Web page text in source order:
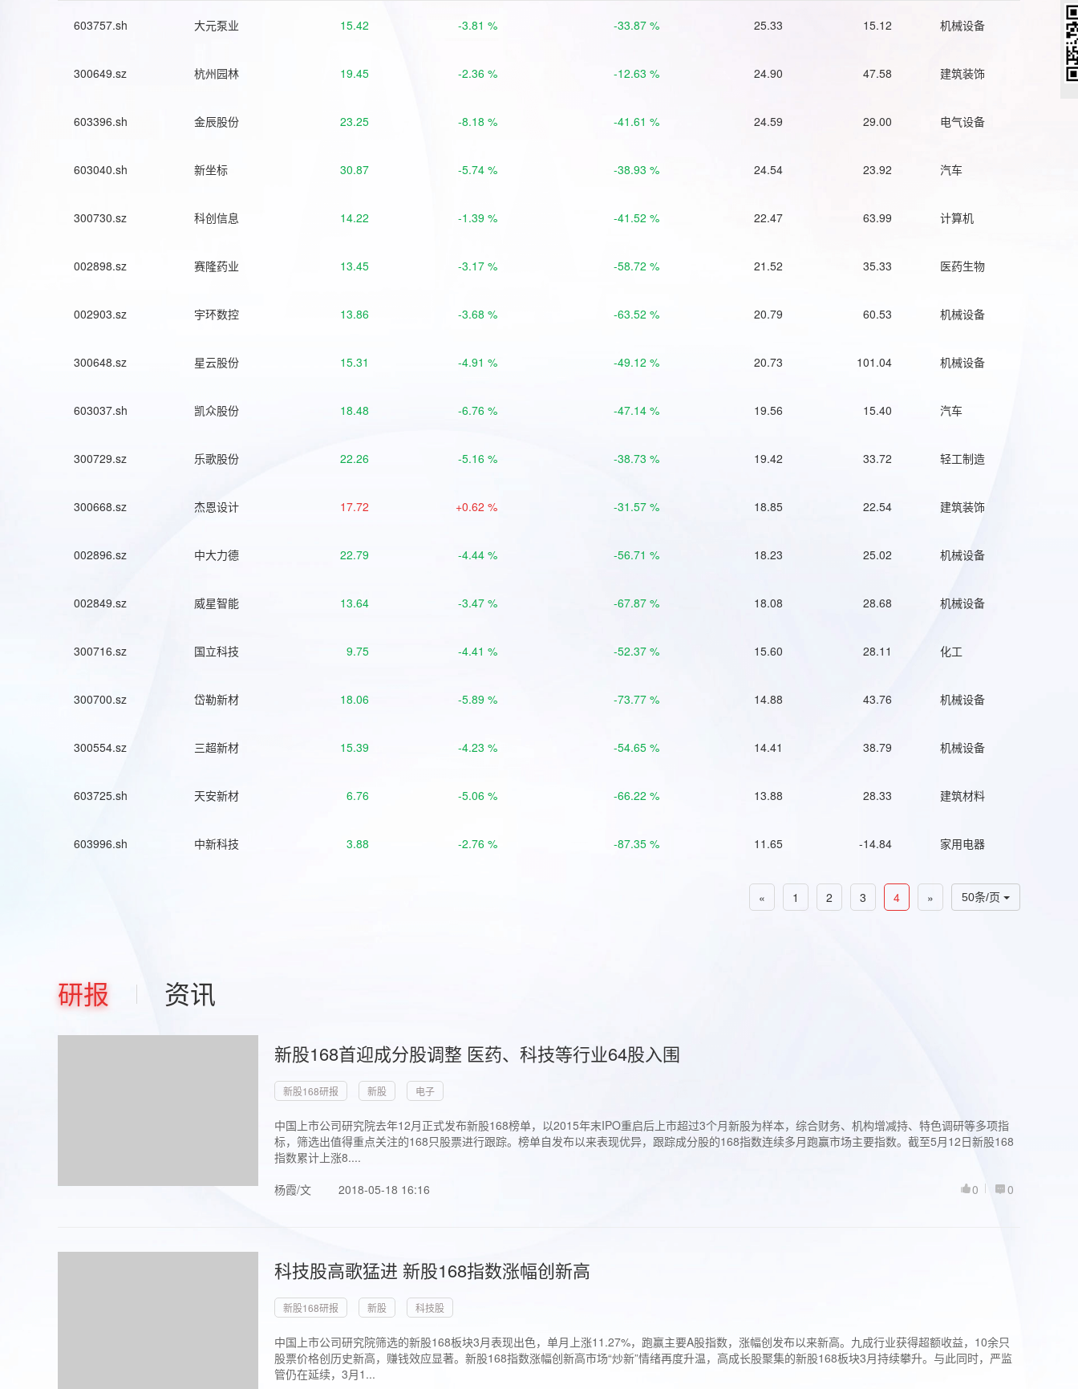
603757.sh 大元泵业 15.42 -3.81 % -33.87 % 25.33 15.12 机械设备
300649.sz 杭州园林 19.45 -2.36 % -12.63 % 24.90 47.58 建筑装饰
603396.sh 金辰股份 23.25 -8.18 % -41.61 % 24.59 29.00 电气设备
603040.sh 新坐标 30.87 -5.74 % -38.93 % 24.54 23.92 汽车
300730.sz 科创信息 14.22 -1.39 % -41.52 % 22.47 63.99 计算机
002898.sz 赛隆药业 13.45 -3.17 % -58.72 % 21.52 35.33 医药生物
002903.sz 宇环数控 13.86 -3.68 % -63.52 % 20.79 60.53 机械设备
300648.sz 星云股份 15.31 -4.91 % -49.12 % 20.73 101.04 机械设备
603037.sh 凯众股份 18.48 -6.76 % -47.14 % 19.56 15.40 汽车
300729.sz 乐歌股份 22.26 -5.16 % -38.73 % 19.42 33.72 轻工制造
300668.sz 杰恩设计 17.72 +0.62 % -31.57 % 18.85 22.54 建筑装饰
002896.sz 中大力德 22.79 -4.44 % -56.71 % 18.23 25.02 机械设备
002849.sz 威星智能 13.64 -3.47 % -67.87 % 18.08 28.68 机械设备
300716.sz 国立科技 9.75 -4.41 % -52.37 % 15.60 28.11 化工
300700.sz 岱勒新材 18.06 -5.89 % -73.77 % 14.88 43.76 机械设备
300554.sz 三超新材 15.39 -4.23 % -54.65 % 14.41 38.79 机械设备
603725.sh 天安新材 6.76 -5.06 % -66.22 % 13.88 28.33 建筑材料
603996.sh 中新科技 3.88 -2.76 % -87.35 % 11.65 -14.84 家用电器
50条/页
« 1 2 3 4 »
研报 资讯
新股168首迎成分股调整 医药、科技等行业64股入围
新股168研报 新股 电子
中国上市公司研究院去年12月正式发布新股168榜单，以2015年末IPO重启后上市超过3个月新股为样本，综合财务、机构增减持、特色调研等多项指
标，筛选出值得重点关注的168只股票进行跟踪。榜单自发布以来表现优异，跟踪成分股的168指数连续多月跑赢市场主要指数。截至5月12日新股168
指数累计上涨8....
杨霞/文
2018-05-18 16:16 0
0
科技股高歌猛进 新股168指数涨幅创新高
新股168研报 新股 科技股
中国上市公司研究院筛选的新股168板块3月表现出色，单月上涨11.27%，跑赢主要A股指数，涨幅创发布以来新高。九成行业获得超额收益，10余只
股票价格创历史新高，赚钱效应显著。新股168指数涨幅创新高市场“炒新”情绪再度升温，高成长股聚集的新股168板块3月持续攀升。与此同时，严监
管仍在延续，3月1...